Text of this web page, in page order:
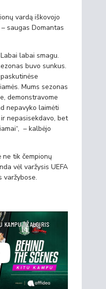
vardą iškovojo
saugas Domantas
labai smagu.
buvo sunkus.
Mums sezonas
demonstravome
nepavyko laimėti
nepasisekdavo, bet
– kalbėjo
ne tik čempionų
vėl varžysis UEFA
varžybose.
KAMPU | ŽALGIRIS